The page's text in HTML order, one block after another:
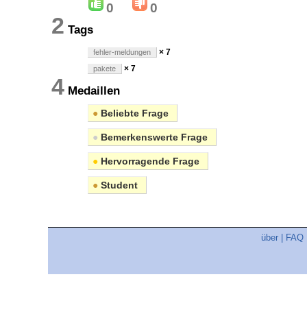
0 0
2 Tags
fehler-meldungen × 7
pakete × 7
4 Medaillen
● Beliebte Frage
● Bemerkenswerte Frage
● Hervorragende Frage
● Student
über FAQ